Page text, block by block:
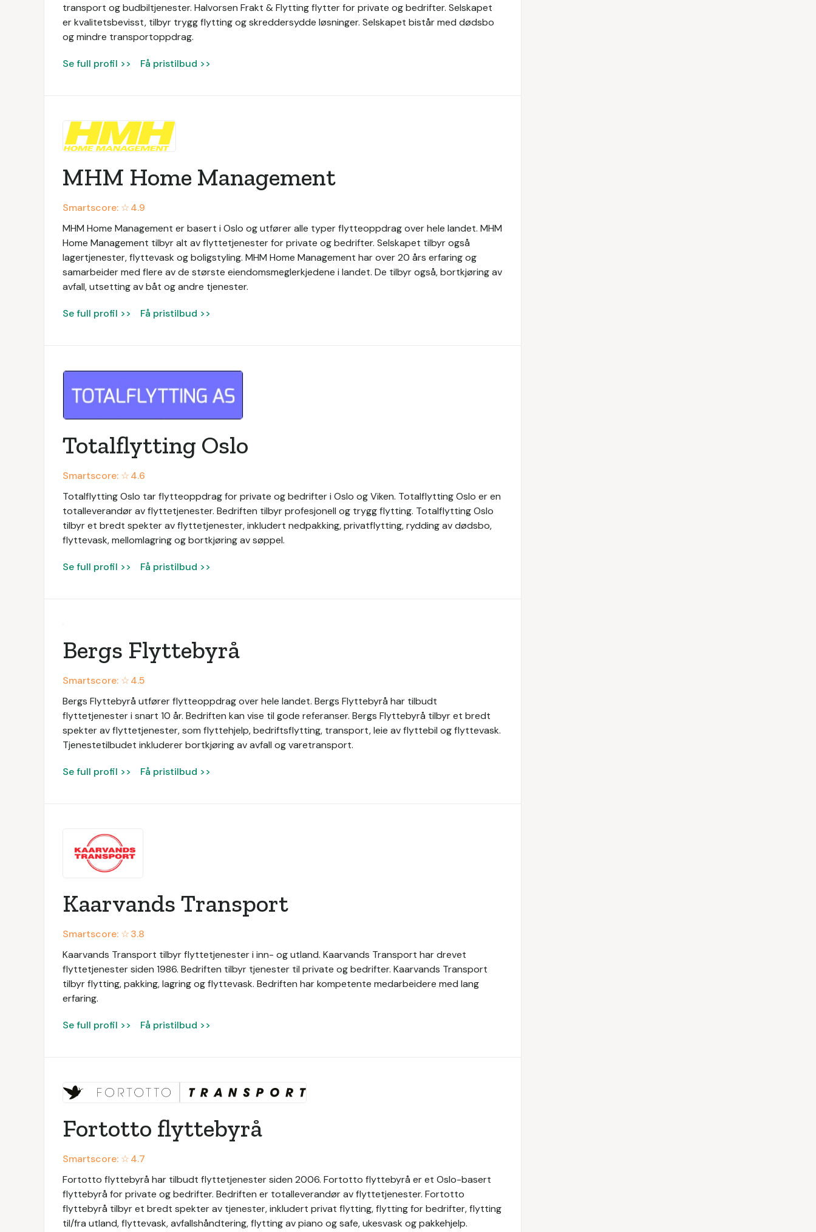
transport og budbiltjenester. Halvorsen Frakt & Flytting flytter for private og bedrifter. Selskapet
er kvalitetsbevisst, tilbyr trygg flytting og skreddersydde løsninger. Selskapet bistår med dødsbo
og mindre transportoppdrag.
Se full profil >> Få pristilbud >>
MHM Home Management
Smartscore: ☆4.9
MHM Home Management er basert i Oslo og utfører alle typer flytteoppdrag over hele landet. MHM
Home Management tilbyr alt av flyttetjenester for private og bedrifter. Selskapet tilbyr også
lagertjenester, flyttevask og boligstyling. MHM Home Management har over 20 års erfaring og
samarbeider med flere av de største eiendomsmeglerkjedene i landet. De tilbyr også, bortkjøring av
avfall, utsetting av båt og andre tjenester.
Se full profil >> Få pristilbud >>
Totalflytting Oslo
Smartscore: ☆4.6
Totalflytting Oslo tar flytteoppdrag for private og bedrifter i Oslo og Viken. Totalflytting Oslo er en
totalleverandør av flyttetjenester. Bedriften tilbyr profesjonell og trygg flytting. Totalflytting Oslo
tilbyr et bredt spekter av flyttetjenester, inkludert nedpakking, privatflytting, rydding av dødsbo,
flyttevask, mellomlagring og bortkjøring av søppel.
Se full profil >> Få pristilbud >>
Bergs Flyttebyrå
Smartscore: ☆4.5
Bergs Flyttebyrå utfører flytteoppdrag over hele landet. Bergs Flyttebyrå har tilbudt
flyttetjenester i snart 10 år. Bedriften kan vise til gode referanser. Bergs Flyttebyrå tilbyr et bredt
spekter av flyttetjenester, som flyttehjelp, bedriftsflytting, transport, leie av flyttebil og flyttevask.
Tjenestetilbudet inkluderer bortkjøring av avfall og varetransport.
Se full profil >> Få pristilbud >>
Kaarvands Transport
Smartscore: ☆3.8
Kaarvands Transport tilbyr flyttetjenester i inn- og utland. Kaarvands Transport har drevet
flyttetjenester siden 1986. Bedriften tilbyr tjenester til private og bedrifter. Kaarvands Transport
tilbyr flytting, pakking, lagring og flyttevask. Bedriften har kompetente medarbeidere med lang
erfaring.
Se full profil >> Få pristilbud >>
Fortotto flyttebyrå
Smartscore: ☆4.7
Fortotto flyttebyrå har tilbudt flyttetjenester siden 2006. Fortotto flyttebyrå er et Oslo-basert
flyttebyrå for private og bedrifter. Bedriften er totalleverandør av flyttetjenester. Fortotto
flyttebyrå tilbyr et bredt spekter av tjenester, inkludert privat flytting, flytting for bedrifter, flytting
til/fra utland, flyttevask, avfallshåndtering, flytting av piano og safe, ukesvask og pakkehjelp.